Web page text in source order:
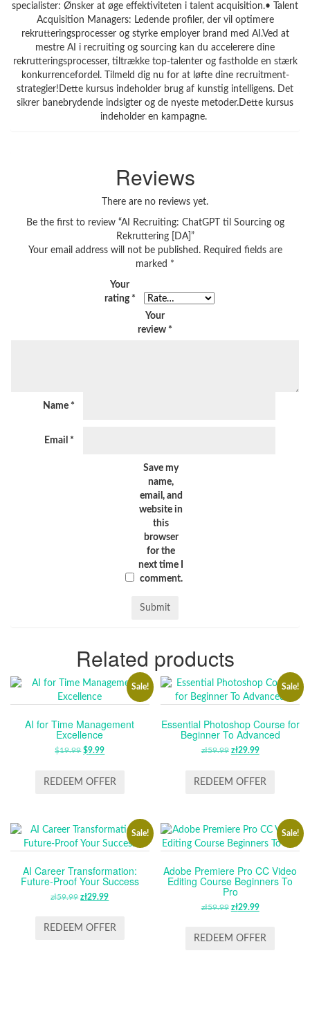
specialister: Ønsker at øge effektiviteten i talent acquisition.• Talent
Acquisition Managers: Ledende profiler, der vil optimere
rekrutteringsprocesser og styrke employer brand med AI.Ved at
mestre AI i recruiting og sourcing kan du accelerere dine
rekrutteringsprocesser, tiltrække top-talenter og fastholde en stærk
konkurrencefordel. Tilmeld dig nu for at løfte dine recruitment-
strategier!Dette kursus indeholder brug af kunstig intelligens. Det
sikrer banebrydende indsigter og de nyeste metoder.Dette kursus
indeholder en kampagne.
Reviews
There are no reviews yet.
Be the first to review “AI Recruiting: ChatGPT til Sourcing og
Rekruttering [DA]”
Your email address will not be published. Required fields are
marked *
Your
rating *
Your
review *
Name *
Email *
Save my
name,
email, and
website in
this
browser
for the
next time I
comment.
Related products
Sale!
AI for Time Management
Excellence
$19.99 ORIGINAL
WAS:
$9.99CURRENT
IS:
REDEEM OFFER
Sale!
Essential Photoshop Course for
Beginner To Advanced
zł59.99 ORIGINAL
WAS:
zł29.99CURRENT
IS:
REDEEM OFFER
Sale!
AI Career Transformation:
Future-Proof Your Success
zł59.99 ORIGINAL
WAS:
zł29.99CURRENT
IS:
REDEEM OFFER
Sale!
Adobe Premiere Pro CC Video
Editing Course Beginners To
Pro
zł59.99 ORIGINAL
WAS:
zł29.99CURRENT
IS:
REDEEM OFFER